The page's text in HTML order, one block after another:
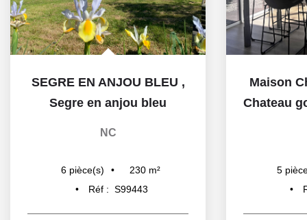
SEGRE EN ANJOU BLEU ,
Segre en anjou bleu
NC
6 pièce(s) 230 m²
Réf : S99443
Maison
Chateau
5